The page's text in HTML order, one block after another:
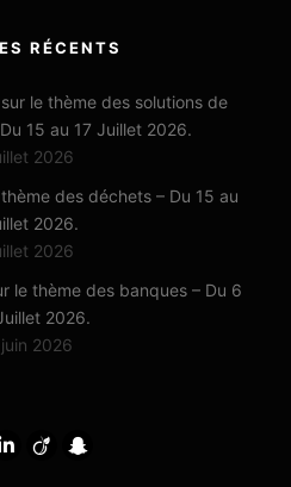
RÉCENTS
le thème des solutions de
15 au 17 Juillet 2026.
2026
des déchets – Du 15 au
2026.
2026
le thème des banques – Du 6
2026.
2026